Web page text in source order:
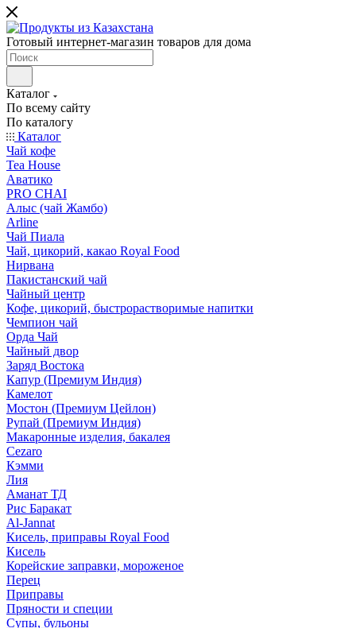
Готовый интернет-магазин товаров для дома
Каталог
По всему сайту
По каталогу
Каталог
Чай кофе
Tea House
Аватико
PRO CHAI
Алыс (чай Жамбо)
Arline
Чай Пиала
Чай, цикорий, какао Royal Food
Нирвана
Пакистанский чай
Чайный центр
Кофе, цикорий, быстрорастворимые напитки
Чемпион чай
Орда Чай
Чайный двор
Заряд Востока
Капур (Премиум Индия)
Камелот
Мостон (Премиум Цейлон)
Рупай (Премиум Индия)
Макаронные изделия, бакалея
Cezaro
Кэмми
Лия
Аманат ТД
Рис Баракат
Al-Jannat
Кисель, приправы Royal Food
Кисель
Корейские заправки, мороженое
Перец
Приправы
Пряности и специи
Супы, бульоны